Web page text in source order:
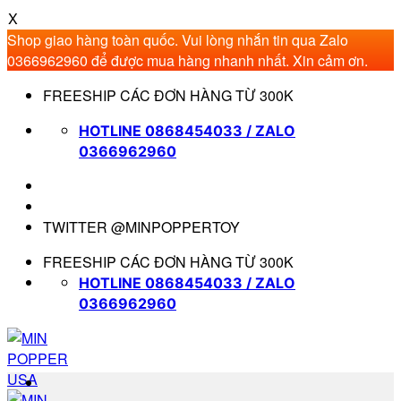
X
Shop giao hàng toàn quốc. Vui lòng nhắn tin qua Zalo
0366962960 để được mua hàng nhanh nhất. Xin cảm ơn.
qua
FREESHIP CÁC ĐƠN HÀNG TỪ 300K
HOTLINE 0868454033 / ZALO
0366962960
TWITTER @MINPOPPERTOY
FREESHIP CÁC ĐƠN HÀNG TỪ 300K
HOTLINE 0868454033 / ZALO
0366962960